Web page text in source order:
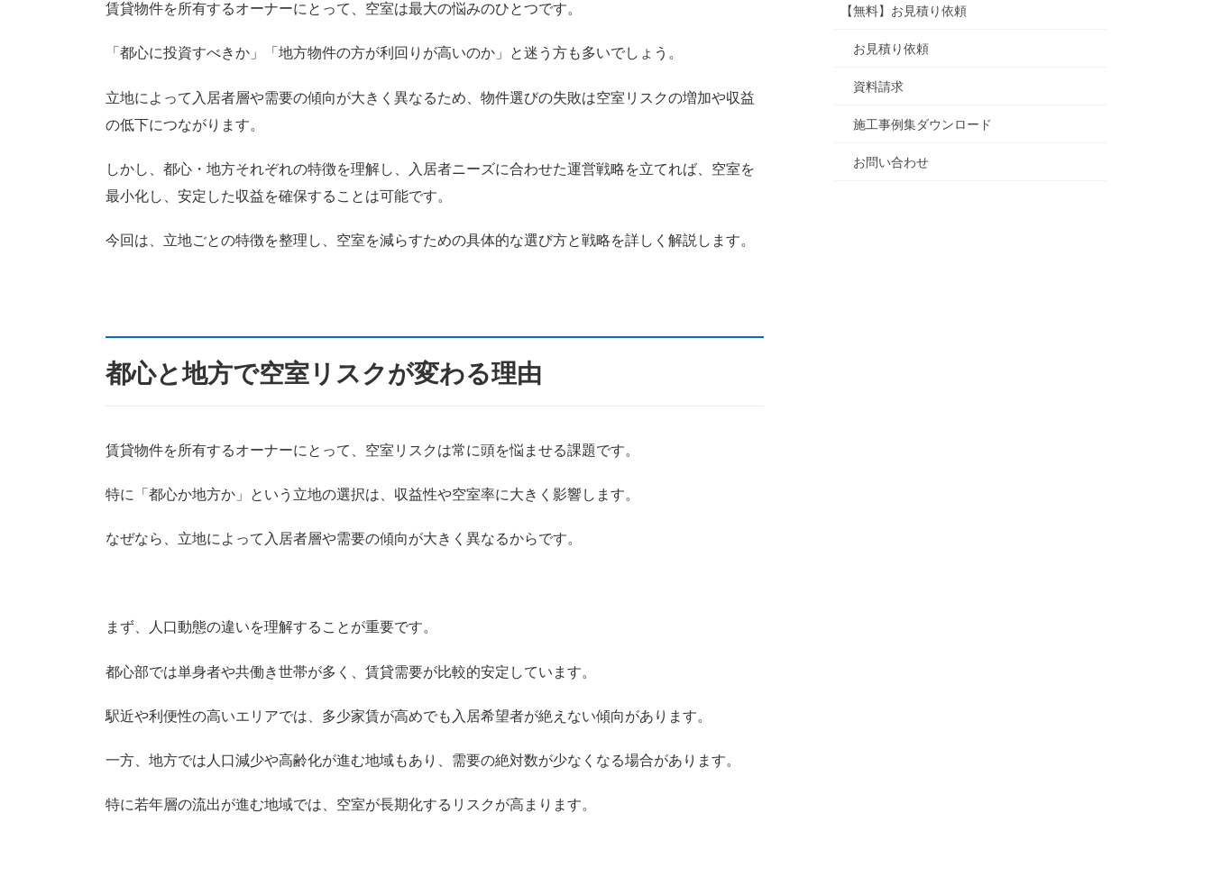
賃貸物件を所有するオーナーにとって、空室は最大の悩みのひとつです。
「都心に投資すべきか」「地方物件の方が利回りが高いのか」と迷う方も多いでしょう。
立地によって入居者層や需要の傾向が大きく異なるため、物件選びの失敗は空室リスクの増加や収益
の低下につながります。
しかし、都心・地方それぞれの特徴を理解し、入居者ニーズに合わせた運営戦略を立てれば、空室を
最小化し、安定した収益を確保することは可能です。
今回は、立地ごとの特徴を整理し、空室を減らすための具体的な選び方と戦略を詳しく解説します。
都心と地方で空室リスクが変わる理由
賃貸物件を所有するオーナーにとって、空室リスクは常に頭を悩ませる課題です。
特に「都心か地方か」という立地の選択は、収益性や空室率に大きく影響します。
なぜなら、立地によって入居者層や需要の傾向が大きく異なるからです。
まず、人口動態の違いを理解することが重要です。
都心部では単身者や共働き世帯が多く、賃貸需要が比較的安定しています。
駅近や利便性の高いエリアでは、多少家賃が高めでも入居希望者が絶えない傾向があります。
一方、地方では人口減少や高齢化が進む地域もあり、需要の絶対数が少なくなる場合があります。
特に若年層の流出が進む地域では、空室が長期化するリスクが高まります。
【無料】お見積り依頼
お見積り依頼
資料請求
施工事例集ダウンロード
お問い合わせ